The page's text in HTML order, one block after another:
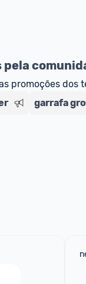
promoções dos
garrafa